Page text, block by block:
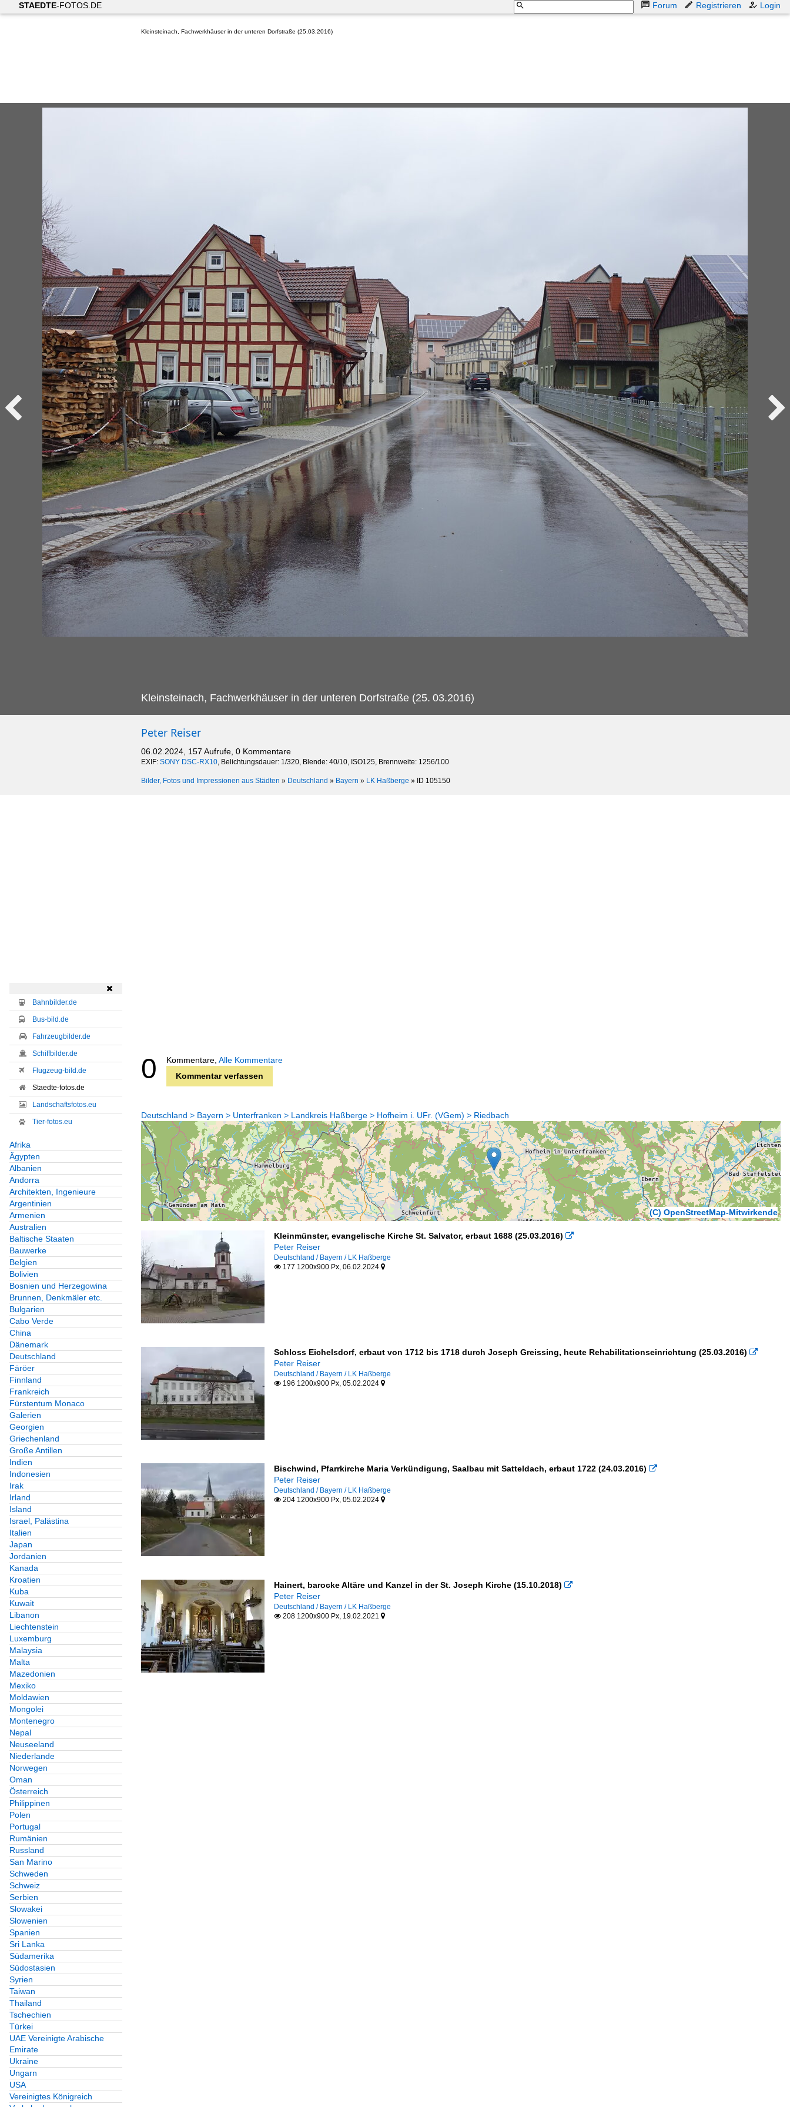
STAEDTE-FOTOS.DE Forum Registrieren Login
Kleinsteinach, Fachwerkhäuser in der unteren Dorfstraße (25.03.2016)
Kleinsteinach, Fachwerkhäuser in der unteren Dorfstraße (25. 03.2016)
Peter Reiser
06.02.2024, 157 Aufrufe, 0 Kommentare
EXIF: SONY DSC-RX10, Belichtungsdauer: 1/320, Blende: 40/10, ISO125, Brennweite: 1256/100
Bilder, Fotos und Impressionen aus Städten » Deutschland » Bayern » LK Haßberge » ID 105150

Bahnbilder.de
Bus-bild.de
Fahrzeugbilder.de
Schiffbilder.de
Flugzeug-bild.de
Staedte-fotos.de
Landschaftsfotos.eu
Tier-fotos.eu
Afrika
Ägypten
Albanien
Andorra
Architekten, Ingenieure
Argentinien
Armenien
Australien
Baltische Staaten
Bauwerke
Belgien
Bolivien
Bosnien und Herzegowina
Brunnen, Denkmäler etc.
Bulgarien
Cabo Verde
China
Dänemark
Deutschland
Färöer
Finnland
Frankreich
Fürstentum Monaco
Galerien
Georgien
Griechenland
Große Antillen
Indien
Indonesien
Irak
Irland
Island
Israel, Palästina
Italien
Japan
Jordanien
Kanada
Kroatien
Kuba
Kuwait
Libanon
Liechtenstein
Luxemburg
Malaysia
Malta
Mazedonien
Mexiko
Moldawien
Mongolei
Montenegro
Nepal
Neuseeland
Niederlande
Norwegen
Oman
Österreich
Philippinen
Polen
Portugal
Rumänien
Russland
San Marino
Schweden
Schweiz
Serbien
Slowakei
Slowenien
Spanien
Sri Lanka
Südamerika
Südostasien
Syrien
Taiwan
Thailand
Tschechien
Türkei
UAE Vereinigte Arabische
Emirate
Ukraine
Ungarn
USA
Vereinigtes Königreich
0 Kommentare, Alle Kommentare
Kommentar verfassen
Deutschland > Bayern > Unterfranken > Landkreis Haßberge > Hofheim i. UFr. (VGem) > Riedbach
(C) OpenStreetMap-Mitwirkende
Kleinmünster, evangelische Kirche St. Salvator, erbaut 1688 (25.03.2016) 
Peter Reiser
Deutschland / Bayern / LK Haßberge
177 1200x900 Px, 06.02.2024 
Schloss Eichelsdorf, erbaut von 1712 bis 1718 durch Joseph Greissing, heute Rehabilitationseinrichtung (25.03.2016) 
Peter Reiser
Deutschland / Bayern / LK Haßberge
196 1200x900 Px, 05.02.2024 
Bischwind, Pfarrkirche Maria Verkündigung, Saalbau mit Satteldach, erbaut 1722 (24.03.2016) 
Peter Reiser
Deutschland / Bayern / LK Haßberge
204 1200x900 Px, 05.02.2024 
Hainert, barocke Altäre und Kanzel in der St. Joseph Kirche (15.10.2018) 
Peter Reiser
Deutschland / Bayern / LK Haßberge
208 1200x900 Px, 19.02.2021 